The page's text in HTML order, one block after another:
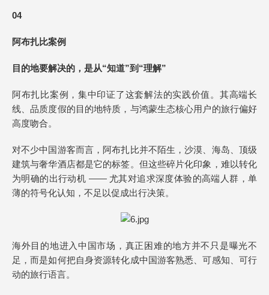
04
阿布扎比案例
目的地要解决的，是从“知道”到“理解”
阿布扎比案例，集中印证了这套解法的实践价值。其高端长
线、品质度假的目的地特质，与鸿蒙生态核心用户的旅行偏好
高度吻合。
对不少中国游客而言，阿布扎比并不陌生，沙漠、海岛、顶级
建筑与奢华酒店都是它的标签。但这些碎片化印象，难以转化
为明确的出行动机 —— 尤其对追求深度体验的高端人群，单
薄的符号化认知，不足以促成出行决策。
海外目的地进入中国市场，真正困难的地方并不只是曝光不
足，而是如何把自身资源转化成中国游客熟悉、可感知、可行
动的旅行语言。